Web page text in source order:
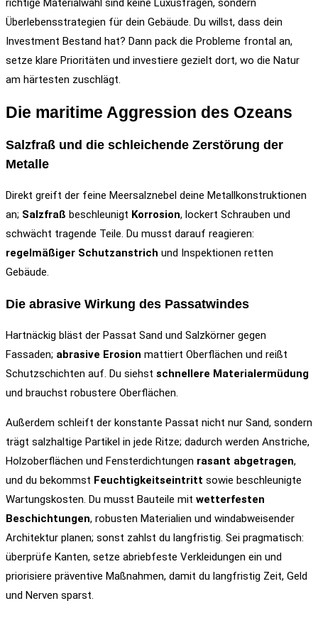
richtige Materialwahl sind keine Luxusfragen, sondern
Überlebensstrategien für dein Gebäude. Du willst, dass dein
Investment Bestand hat? Dann pack die Probleme frontal an,
setze klare Prioritäten und investiere gezielt dort, wo die Natur
am härtesten zuschlägt.
Die maritime Aggression des Ozeans
Salzfraß und die schleichende Zerstörung der
Metalle
Direkt greift der feine Meersalznebel deine Metallkonstruktionen
an; Salzfraß beschleunigt Korrosion, lockert Schrauben und
schwächt tragende Teile. Du musst darauf reagieren:
regelmäßiger Schutzanstrich und Inspektionen retten
Gebäude.
Die abrasive Wirkung des Passatwindes
Hartnäckig bläst der Passat Sand und Salzkörner gegen
Fassaden; abrasive Erosion mattiert Oberflächen und reißt
Schutzschichten auf. Du siehst schnellere Materialermüdung
und brauchst robustere Oberflächen.
Außerdem schleift der konstante Passat nicht nur Sand, sondern
trägt salzhaltige Partikel in jede Ritze; dadurch werden Anstriche,
Holzoberflächen und Fensterdichtungen rasant abgetragen,
und du bekommst Feuchtigkeitseintritt sowie beschleunigte
Wartungskosten. Du musst Bauteile mit wetterfesten
Beschichtungen, robusten Materialien und windabweisender
Architektur planen; sonst zahlst du langfristig. Sei pragmatisch:
überprüfe Kanten, setze abriebfeste Verkleidungen ein und
priorisiere präventive Maßnahmen, damit du langfristig Zeit, Geld
und Nerven sparst.